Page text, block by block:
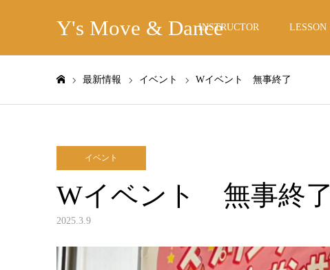
Y's Move & DanceINSTRUCTOR LESSON
最新情報 イベント Wイベント 無事終了
イベント
Wイベント 無事終了
2025.3.9